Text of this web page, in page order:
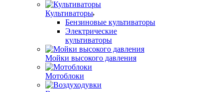
Культиваторы
Бензиновые культиваторы
Электрические
культиваторы
Мойки высокого давления
Мотоблоки